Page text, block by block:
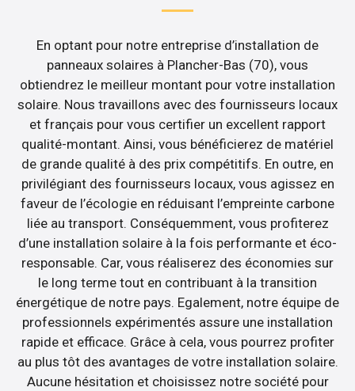
En optant pour notre entreprise d’installation de
panneaux solaires à Plancher-Bas (70), vous
obtiendrez le meilleur montant pour votre installation
solaire. Nous travaillons avec des fournisseurs locaux
et français pour vous certifier un excellent rapport
qualité-montant. Ainsi, vous bénéficierez de matériel
de grande qualité à des prix compétitifs. En outre, en
privilégiant des fournisseurs locaux, vous agissez en
faveur de l’écologie en réduisant l’empreinte carbone
liée au transport. Conséquemment, vous profiterez
d’une installation solaire à la fois performante et éco-
responsable. Car, vous réaliserez des économies sur
le long terme tout en contribuant à la transition
énergétique de notre pays. Egalement, notre équipe de
professionnels expérimentés assure une installation
rapide et efficace. Grâce à cela, vous pourrez profiter
au plus tôt des avantages de votre installation solaire.
Aucune hésitation et choisissez notre société pour